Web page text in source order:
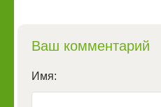
Ваш комментарий
Имя: